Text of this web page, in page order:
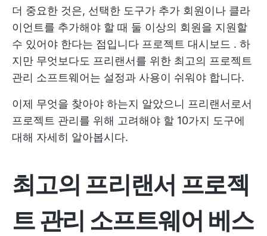
더 중요한 것은, 선택한 도구가 추가 회원이나 클라
이언트를 추가해야 할 때 둘 이상의 회원을 지원할
수 있어야 한다는 점입니다 프로젝트 대시보드 . 하
지만 무엇보다도 프리랜서를 위한 최고의 프로젝트
관리 소프트웨어는 설정과 사용이 쉬워야 합니다.
이제 무엇을 찾아야 하는지 알았으니 프리랜서로서
프로젝트 관리를 위해 고려해야 할 10가지 도구에
대해 자세히 알아봅시다.
최고의 프리랜서 프로젝
트 관리 소프트웨어 베스